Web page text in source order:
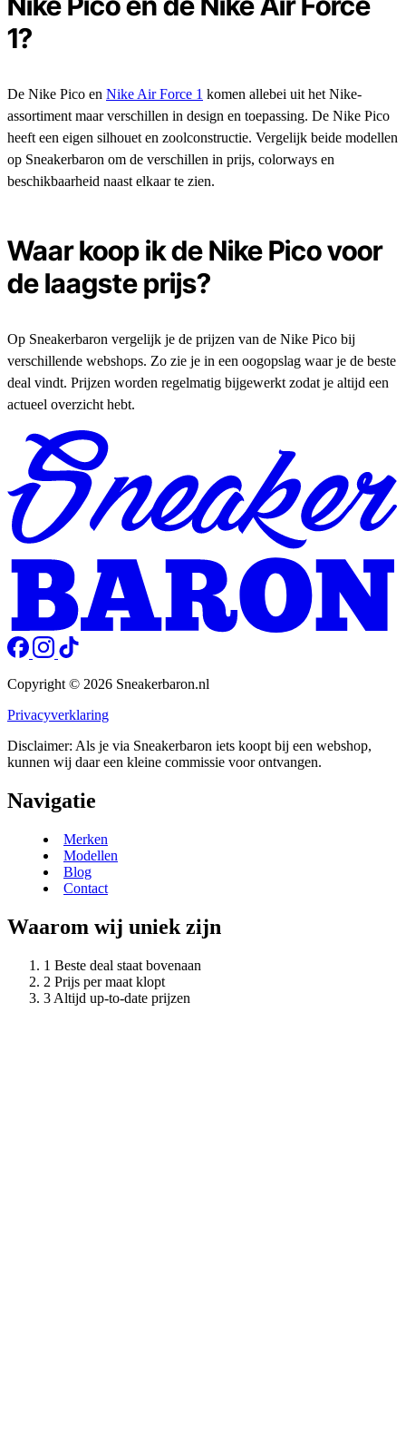
1?
De Nike Pico en Nike Air Force 1 komen allebei uit het Nike-
assortiment maar verschillen in design en toepassing. De Nike Pico
heeft een eigen silhouet en zoolconstructie. Vergelijk beide modellen
op Sneakerbaron om de verschillen in prijs, colorways en
beschikbaarheid naast elkaar te zien.
Waar koop ik de Nike Pico voor
de laagste prijs?
Op Sneakerbaron vergelijk je de prijzen van de Nike Pico bij
verschillende webshops. Zo zie je in een oogopslag waar je de beste
deal vindt. Prijzen worden regelmatig bijgewerkt zodat je altijd een
actueel overzicht hebt.
Copyright © 2026 Sneakerbaron.nl
Privacyverklaring
Disclaimer: Als je via Sneakerbaron iets koopt bij een webshop,
kunnen wij daar een kleine commissie voor ontvangen.
Navigatie
Merken
Modellen
Blog
Contact
Waarom wij uniek zijn
Beste deal staat bovenaan
Prijs per maat klopt
Altijd up-to-date prijzen